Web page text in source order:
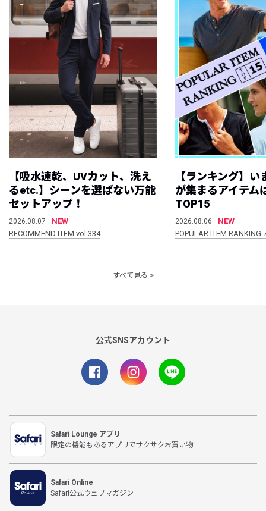
【吸水速乾、UVカット、洗え
るetc.】シーンを選ばない万能
セットアップ！
2026.08.07
NEW
RECOMMEND ITEM vol.334
【ランキング】
が集まるアイテム
TOP15
2026.08.06
NEW
POPULAR ITEM
すべて見る
公式SNSアカウント
Safari Lounge アプリ
限定の機能もあるアプリでサクサクお買い物
Safari Online
Safari公式ウェブマガジン